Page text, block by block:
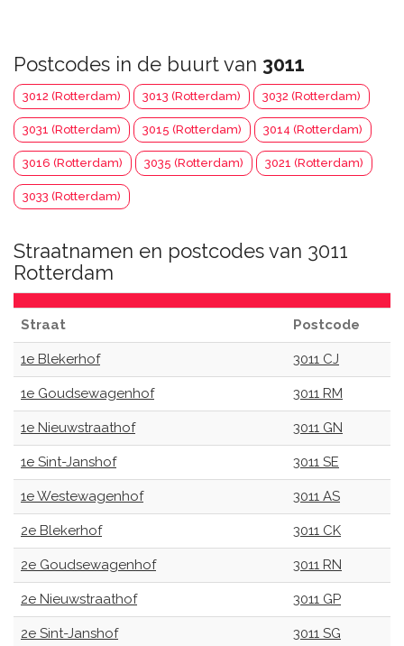
Postcodes in de buurt van 3011
3012 (Rotterdam) 3013 (Rotterdam) 3032 (Rotterdam)
3031 (Rotterdam) 3015 (Rotterdam) 3014 (Rotterdam)
3016 (Rotterdam) 3035 (Rotterdam) 3021 (Rotterdam)
3033 (Rotterdam)
Straatnamen en postcodes van 3011
Rotterdam
Straat Postcode
1e Blekerhof 3011 CJ
1e Goudsewagenhof 3011 RM
1e Nieuwstraathof 3011 GN
1e Sint-Janshof 3011 SE
1e Westewagenhof 3011 AS
2e Blekerhof 3011 CK
2e Goudsewagenhof 3011 RN
2e Nieuwstraathof 3011 GP
2e Sint-Janshof 3011 SG